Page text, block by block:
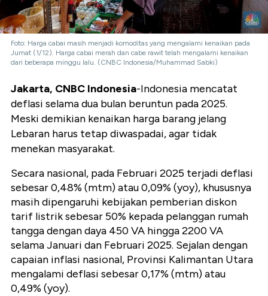
Foto: Harga cabai masih menjadi komoditas yang mengalami kenaikan pada
Jumat (1/12). Harga cabai merah dan cabe rawit telah mengalami kenaikan
dari beberapa minggu lalu. (CNBC Indonesia/Muhammad Sabki)
Jakarta, CNBC Indonesia-Indonesia mencatat
deflasi selama dua bulan beruntun pada 2025.
Meski demikian kenaikan harga barang jelang
Lebaran harus tetap diwaspadai, agar tidak
menekan masyarakat.
Secara nasional, pada Februari 2025 terjadi deflasi
sebesar 0,48% (mtm) atau 0,09% (yoy), khususnya
masih dipengaruhi kebijakan pemberian diskon
tarif listrik sebesar 50% kepada pelanggan rumah
tangga dengan daya 450 VA hingga 2200 VA
selama Januari dan Februari 2025. Sejalan dengan
capaian inflasi nasional, Provinsi Kalimantan Utara
mengalami deflasi sebesar 0,17% (mtm) atau
0,49% (yoy).